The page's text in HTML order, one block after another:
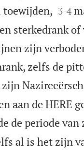
toewijden,
3-4
sterkedrank
zijn
zelfs de
aan de HERE
de periode
al is het zijn